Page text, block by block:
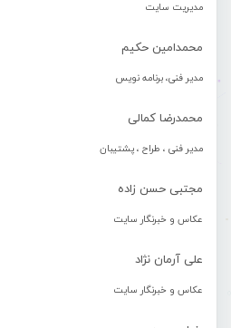
مدیریت سایت
محمدامین حکیم
مدیر فنی، برنامه نویس
محمدرضا کمالی
مدیر فنی ، طراح ، پشتیبان
مجتبی حسن زاده
عکاس و خبرنگار سایت
علی آرمان نژاد
عکاس و خبرنگار سایت